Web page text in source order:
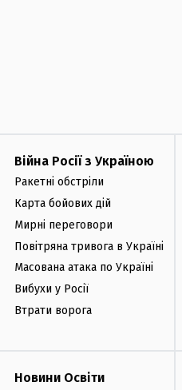
Війна Росії з Україною
Ракетні обстріли
Карта бойових дій
Мирні переговори
Повітряна тривога в Україні
Масована атака по Україні
Вибухи у Росії
Втрати ворога
Новини Освіти